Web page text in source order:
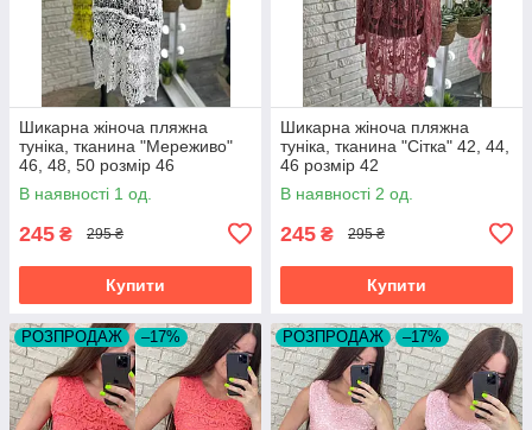
Шикарна жіноча пляжна
туніка, тканина "Мереживо"
46, 48, 50 розмір 46
В наявності 1 од.
245 ₴ 295 ₴
Купити
Шикарна жіноча пляжна
туніка, тканина "Сітка" 42, 44,
46 розмір 42
В наявності 2 од.
245 ₴ 295 ₴
Купити
РОЗПРОДАЖ –17% РОЗПРОДАЖ –17%